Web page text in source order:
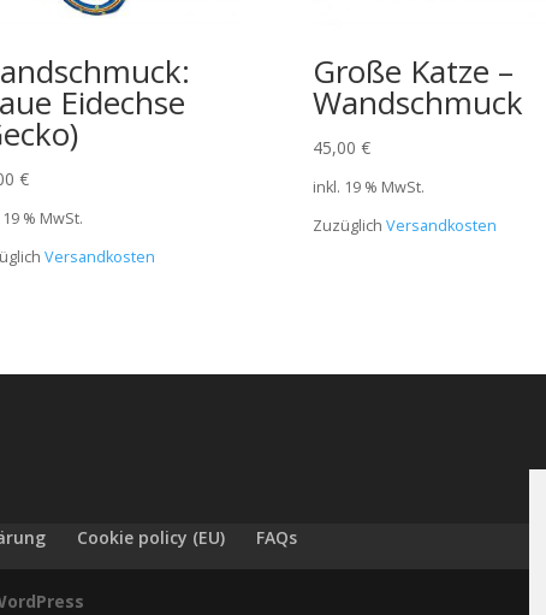
Eidechse
€
% MwSt.
Versandkosten
Große Katze –
Wandschmuck
45,00 €
inkl. 19 % MwSt.
Zuzüglich Versandkosten
Cookie policy (EU) FAQs